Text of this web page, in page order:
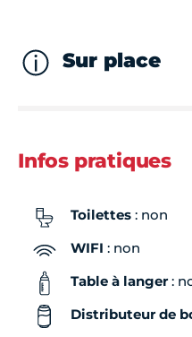
Sur place
Infos pratiques
Toilettes : non
WIFI : non
Table à langer:
Distributeur de